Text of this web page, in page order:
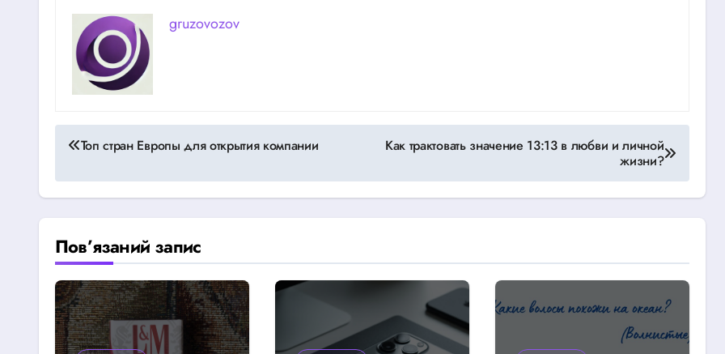
gruzovozov
Навігація
записів
Топ стран Европы для открытия компании
Как трактовать значение 13:13 в любви и личной
жизни?
Пов’язаний запис